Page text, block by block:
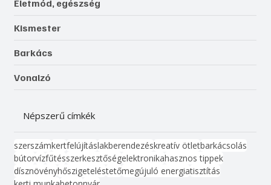
Életmód, egészség
Kismester
Barkács
Vonalzó
Népszerű címkék
szerszámkertfelújításlakberendezéskreatív ötletbarkácsolás
bútorvízfűtésszerkesztőségelektronikahasznos tippek
dísznövényhőszigeteléstetőmegújuló energiatisztítás